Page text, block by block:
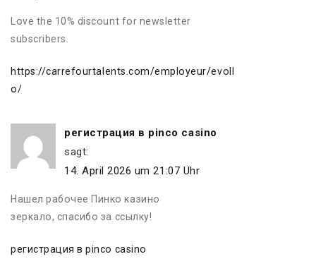
Love the 10% discount for newsletter
subscribers.
https://carrefourtalents.com/employeur/evoll
o/
регистрация в pinco casino
sagt:
14. April 2026 um 21:07 Uhr
Нашел рабочее Пинко казино
зеркало, спасибо за ссылку!
регистрация в pinco casino